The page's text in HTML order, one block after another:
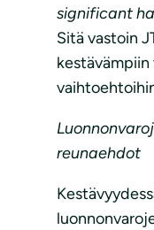
significant
Sitä vastoin
reunaehdot